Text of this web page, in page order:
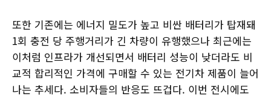
또한 기존에는 에너지 밀도가 높고 비싼 배터리가 탑재돼
1회 충전 당 주행거리가 긴 차량이 유행했으나 최근에는
이처럼 인프라가 개선되면서 배터리 성능이 낮더라도 비
교적 합리적인 가격에 구매할 수 있는 전기차 제품이 늘어
나는 추세다. 소비자들의 반응도 뜨겁다. 이번 전시에도